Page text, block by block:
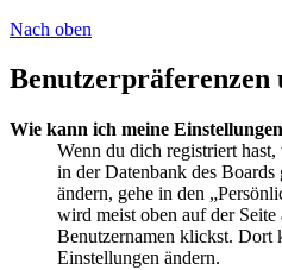
Nach oben
Benutzerpräferenzen
Wie kann ich meine
Wenn du dich registriert
in der Datenbank des Boards
ändern, gehe in den
wird meist oben auf der
Benutzernamen klickst. Dort
Einstellungen ändern.